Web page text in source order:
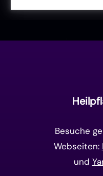
Besuche
Webseiten:
und